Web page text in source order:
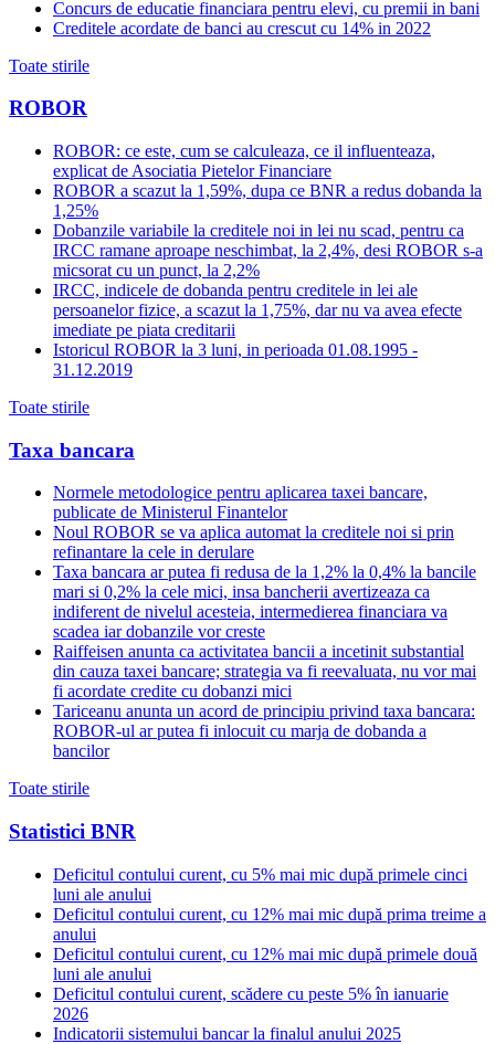
Concurs de educatie financiara pentru elevi, cu premii in bani
Creditele acordate de banci au crescut cu 14% in 2022
Toate stirile
ROBOR
ROBOR: ce este, cum se calculeaza, ce il influenteaza,
explicat de Asociatia Pietelor Financiare
ROBOR a scazut la 1,59%, dupa ce BNR a redus dobanda la
1,25%
Dobanzile variabile la creditele noi in lei nu scad, pentru ca
IRCC ramane aproape neschimbat, la 2,4%, desi ROBOR s-a
micsorat cu un punct, la 2,2%
IRCC, indicele de dobanda pentru creditele in lei ale
persoanelor fizice, a scazut la 1,75%, dar nu va avea efecte
imediate pe piata creditarii
Istoricul ROBOR la 3 luni, in perioada 01.08.1995 -
31.12.2019
Toate stirile
Taxa bancara
Normele metodologice pentru aplicarea taxei bancare,
publicate de Ministerul Finantelor
Noul ROBOR se va aplica automat la creditele noi si prin
refinantare la cele in derulare
Taxa bancara ar putea fi redusa de la 1,2% la 0,4% la bancile
mari si 0,2% la cele mici, insa bancherii avertizeaza ca
indiferent de nivelul acesteia, intermedierea financiara va
scadea iar dobanzile vor creste
Raiffeisen anunta ca activitatea bancii a incetinit substantial
din cauza taxei bancare; strategia va fi reevaluata, nu vor mai
fi acordate credite cu dobanzi mici
Tariceanu anunta un acord de principiu privind taxa bancara:
ROBOR-ul ar putea fi inlocuit cu marja de dobanda a
bancilor
Toate stirile
Statistici BNR
Deficitul contului curent, cu 5% mai mic după primele cinci
luni ale anului
Deficitul contului curent, cu 12% mai mic după prima treime a
anului
Deficitul contului curent, cu 12% mai mic după primele două
luni ale anului
Deficitul contului curent, scădere cu peste 5% în ianuarie
2026
Indicatorii sistemului bancar la finalul anului 2025